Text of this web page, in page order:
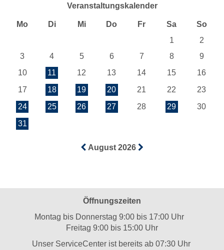
Veranstaltungskalender
Mo Di Mi Do Fr Sa
So
1
2
3
4 5 6 7 8
9
10
11 12 13 14 15
16
17
18 19 20 21 22
23
24
25 26 27 28 29
30
31
August 2026
Öffnungszeiten
Montag bis Donnerstag 9:00 bis 17:00 Uhr
Freitag 9:00 bis 15:00 Uhr
Unser ServiceCenter ist bereits ab 07:30 Uhr